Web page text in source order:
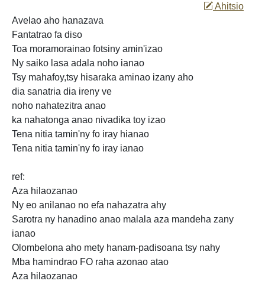
Ahitsio
Avelao aho hanazava
Fantatrao fa diso
Toa moramorainao fotsiny amin'izao
Ny saiko lasa adala noho ianao
Tsy mahafoy,tsy hisaraka aminao izany aho
dia sanatria dia ireny ve
noho nahatezitra anao
ka nahatonga anao nivadika toy izao
Tena nitia tamin'ny fo iray hianao
Tena nitia tamin'ny fo iray ianao
ref:
Aza hilaozanao
Ny eo anilanao no efa nahazatra ahy
Sarotra ny hanadino anao malala aza mandeha zany
ianao
Olombelona aho mety hanam-padisoana tsy nahy
Mba hamindrao FO raha azonao atao
Aza hilaozanao